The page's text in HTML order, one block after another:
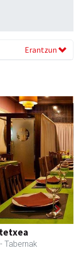
Erantzun
Next